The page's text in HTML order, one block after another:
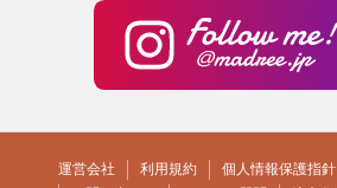
運営会社 利用規約 個人情報保護指針